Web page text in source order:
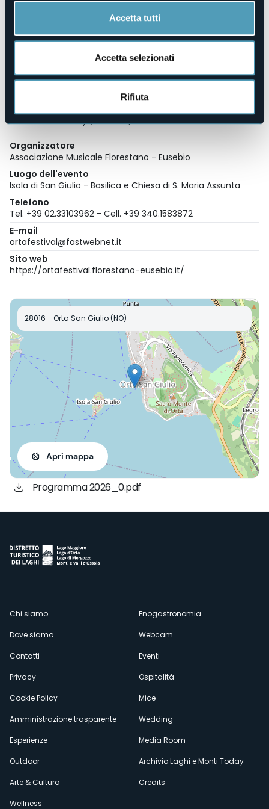
Accetta tutti
Accetta selezionati
Rifiuta
Eleonora De Poi - viola
Matteo Pigato - violoncello
Biglietti:
Organizzatore
Associazione Musicale Florestano - Eusebio
Luogo dell'evento
Isola di San Giulio - Basilica e Chiesa di S. Maria Assunta
Telefono
Tel. +39 02.33103962 - Cell. +39 340.1583872
E-mail
ortafestival@fastwebnet.it
Sito web
https://ortafestival.florestano-eusebio.it/
28016 - Orta San Giulio (NO)
Apri mappa
Programma 2026_0.pdf
Menù
secondario
Chi siamo
Dove siamo
Contatti
Privacy
Cookie Policy
Amministrazione trasparente
Esperienze
Outdoor
Arte & Cultura
Wellness
Enogastronomia
Webcam
Eventi
Ospitalità
Mice
Wedding
Media Room
Archivio Laghi e Monti Today
Credits